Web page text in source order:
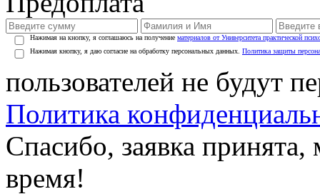
Нажимая на кнопку, я соглашаюсь на получение материалов от Университета практической
Нажимая кнопку, я даю согласие на обработку персональных данных. Политика защиты
пользователей не будут
Политика
Спасибо, заявка
время!